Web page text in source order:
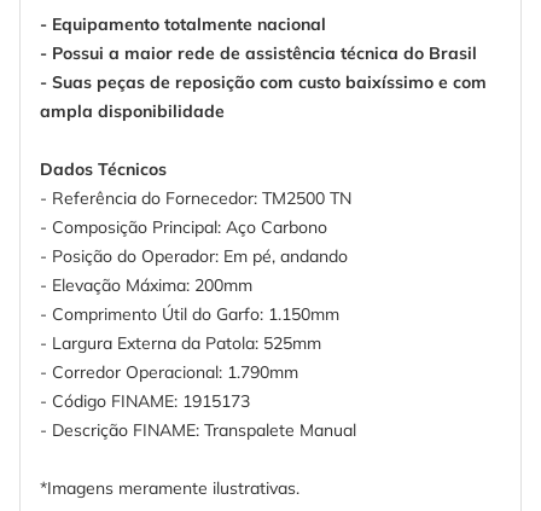
- Equipamento totalmente nacional
- Possui a maior rede de assistência técnica do Brasil
- Suas peças de reposição com custo baixíssimo e com
ampla disponibilidade
Dados Técnicos
- Referência do Fornecedor: TM2500 TN
- Composição Principal: Aço Carbono
- Posição do Operador: Em pé, andando
- Elevação Máxima: 200mm
- Comprimento Útil do Garfo: 1.150mm
- Largura Externa da Patola: 525mm
- Corredor Operacional: 1.790mm
- Código FINAME: 1915173
- Descrição FINAME: Transpalete Manual
*Imagens meramente ilustrativas.